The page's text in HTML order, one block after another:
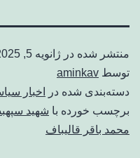
منتشر شده در ژانویه 5, 2025
توسط aminkav
دسته‌بندی شده در
اخبار
برچسب خورده با شهید
محمد باقر قالیباف